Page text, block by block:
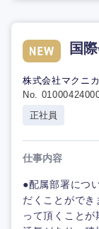
国
株式会社マクニカ
No.
正社員
仕事内容
●配属部署につ
だくことができ
って頂くこと